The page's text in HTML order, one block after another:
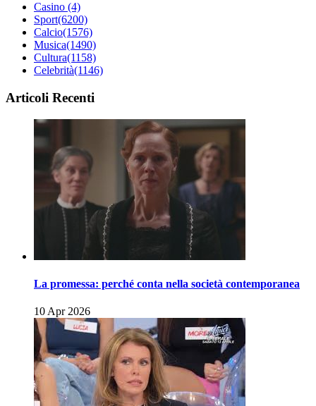
Casino (4)
Sport(6200)
Calcio(1576)
Musica(1490)
Cultura(1158)
Celebrità(1146)
Articoli Recenti
La promessa: perché conta nella società contemporanea
10 Apr 2026